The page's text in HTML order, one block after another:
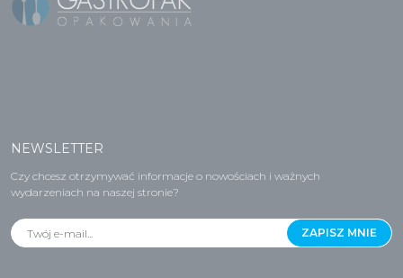
NEWSLETTER
Czy chcesz otrzymywać informacje o nowościach i ważnych
wydarzeniach na naszej stronie?